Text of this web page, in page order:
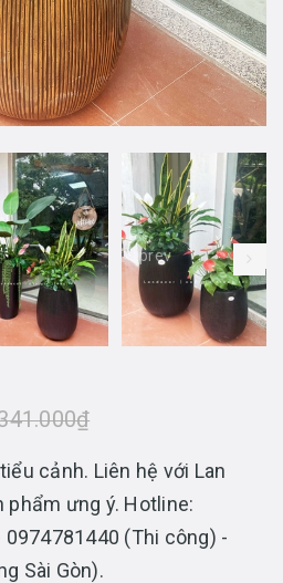
prev
cảnh. Liên hệ với Lan
ưng ý. Hotline:
(Thi công) -
Sài Gòn).